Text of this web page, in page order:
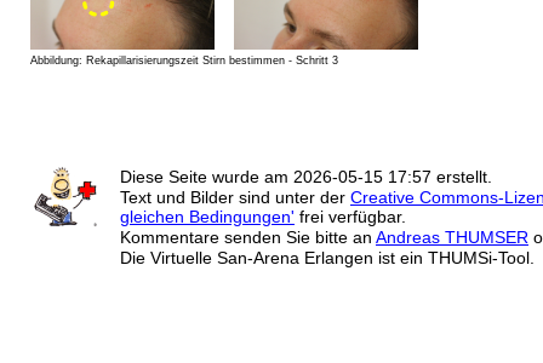
Abbildung: Rekapillarisierungszeit Stirn bestimmen - Schritt 3
Diese Seite wurde am 2026-05-15 17:57 erstellt.
Text und Bilder sind unter der Creative Commons-
gleichen Bedingungen' frei verfügbar.
Kommentare senden Sie bitte an Andreas THUMSER
Die Virtuelle San-Arena Erlangen ist ein THUMSi-Tool.